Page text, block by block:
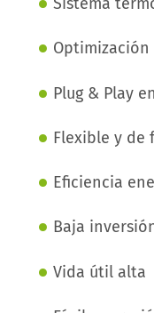
•
• Plug & Play
• Flexible y de
• Eficiencia
• Baja
• Vida útil alta